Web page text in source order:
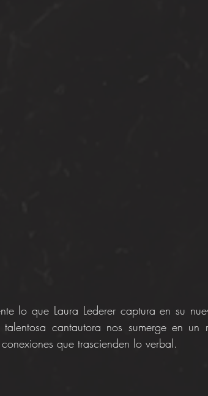
lo que Laura Lederer captura en su
cantautora nos sumerge en un
que trascienden lo verbal.